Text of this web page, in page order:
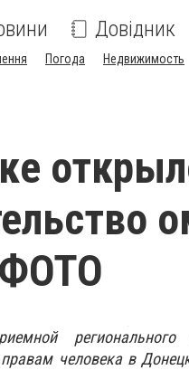
Довідник
Погода Недвижимость
регионального
человека в